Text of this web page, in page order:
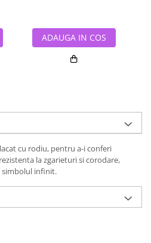
ADAUGA IN COS
cu rodiu, pentru a-i conferi
la zgarieturi si corodare,
simbolul infinit.